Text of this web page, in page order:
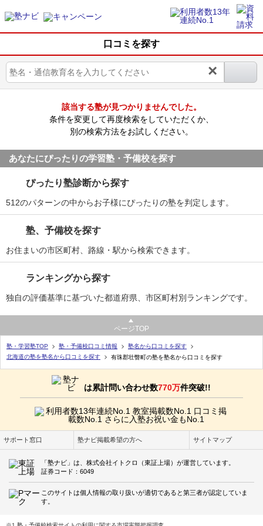
口コミを探す
×
該当する塾が見つかりませんでした。
条件を変更して再度検索をしていただくか、
別の検索方法をお試しください。
あなたにぴったりの学習塾・予備校を探す
ぴったり塾診断から探す
512のパターンの中からお子様にぴったりの塾を判定します。
塾、予備校を探す
お住まいの市区町村、路線・駅から検索できます。
ランキングから探す
独自の評価基準に基づいた都道府県、市区町村別ランキングです。
ページTOP
塾・学習塾TOP 塾・予備校口コミ情報
塾名から口コミを探す
北海道の塾を塾名から口コミを探す
有珠郡壮瞥町の塾を塾名から口コミを探す
は累計問い合わせ数770万件突破!!
サポート窓口 塾ナビ掲載希望の方へ サイトマップ
「塾ナビ」は、株式会社イトクロ（東証上場）が運営しています。
証券コード：6049
このサイトは個人情報の取り扱いが適切であると第三者が認定していま
す。